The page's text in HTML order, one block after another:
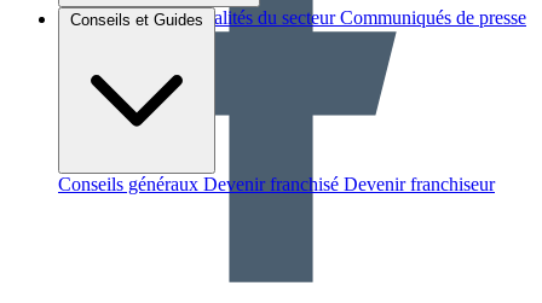
Brèves et actus Actualités du secteur Communiqués de presse
Conseils et Guides
Conseils généraux Devenir franchisé Devenir franchiseur